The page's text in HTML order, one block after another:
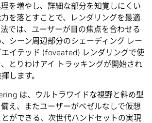
を増やし、詳細な部分を知覚しにくい
を落とすことで、レンダリングを最適
では、ユーザーが目の焦点を合わせる
シーン周辺部分のシェーディング レー
エイテッド (foveated) レンダリングで使
とりわけアイ トラッキングが開始され
します。
は、ウルトラワイドな視野と斜め型
え、またユーザーがベゼルなしで仮想
ができる、次世代ハンドセットの実現